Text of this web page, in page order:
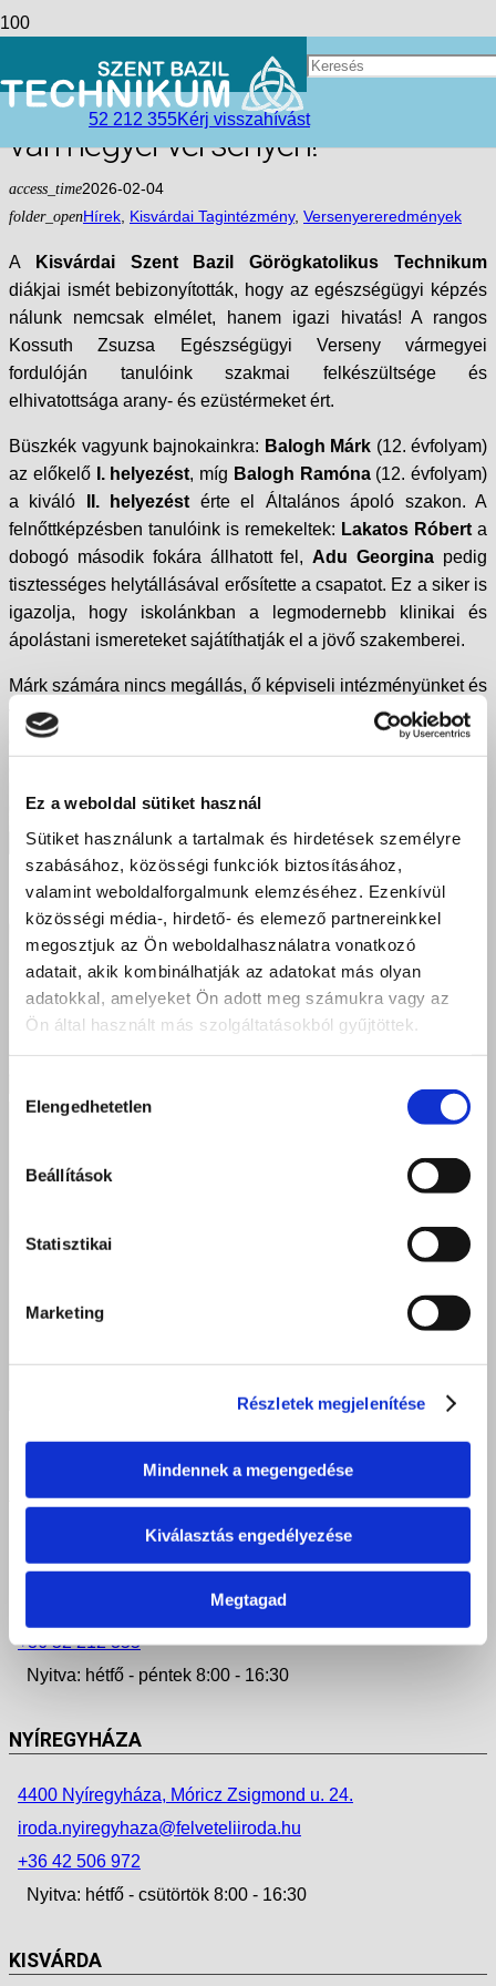
Ez a weboldal sütiket használ
Sütiket használunk a tartalmak és hirdetések személyre
szabásához, közösségi funkciók biztosításához,
valamint weboldalforgalmunk elemzéséhez. Ezenkívül
közösségi média-, hirdető- és elemező partnereinkkel
megosztjuk az Ön weboldalhasználatra vonatkozó
adatait, akik kombinálhatják az adatokat más olyan
adatokkal, amelyeket Ön adott meg számukra vagy az
Ön által használt más szolgáltatásokból gyűjtöttek.
kiválasztása
Elengedhetetlen
Beállítások
Statisztikai
Marketing
Részletek megjelenítése
Mindennek a megengedése
Kiválasztás engedélyezése
Megtagad
52 212 355Kérj visszahívást
Dobogós Diadal: Taroltak a
kisvárdai „bazilos” ápolók a
vármegyei versenyen!
access_time2026-02-04
folder_openHírek Kisvárdai Tagintézmény, Versenyereredmények
A
Kisvárdai Szent Bazil Görögkatolikus Technikum
diákjai ismét bebizonyították, hogy az egészségügyi képzés
nálunk nemcsak elmélet, hanem igazi hivatás! A rangos
Kossuth Zsuzsa Egészségügyi Verseny vármegyei
fordulóján tanulóink szakmai felkészültsége és
elhivatottsága arany- és ezüstérmeket ért.
Büszkék vagyunk bajnokainkra: Balogh Márk (12. évfolyam)
az előkelő I. helyezést, míg Balogh Ramóna(12. évfolyam)
a kiváló
II. helyezést érte el Általános ápoló szakon. A
felnőttképzésben tanulóink is remekeltek: Lakatos Róbert a
dobogó második fokára állhatott fel, Adu Georgina pedig
tisztességes helytállásával erősítette a csapatot. Ez a siker is
igazolja, hogy iskolánkban a legmodernebb klinikai és
ápolástani ismereteket sajátíthatják el a jövő szakemberei.
Márk számára nincs megállás, ő képviseli intézményünket és
vármegyénket az országos döntőben! Gratulálunk a
diákoknak és felkészítő tanáraiknak a kimagasló
4025 Debrecen, Postakert u. 2.
4034 Debrecen, Faraktár u. 107.
iroda.debrecen@felveteliiroda.hu
+36 52 212 355
Nyitva: hétfő - péntek 8:00 - 16:30
NYÍREGYHÁZA
4400 Nyíregyháza, Móricz Zsigmond u. 24.
iroda.nyiregyhaza@felveteliiroda.hu
+36 42 506 972
Nyitva: hétfő - csütörtök 8:00 - 16:30
KISVÁRDA